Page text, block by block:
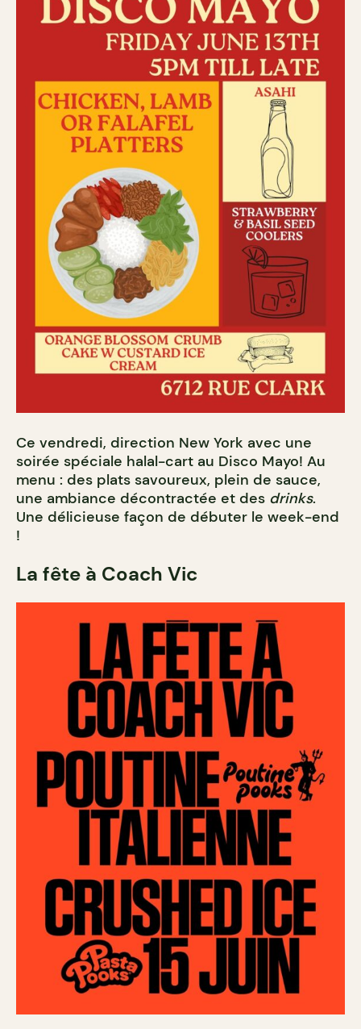
Ce vendredi, direction New York avec une
soirée spéciale halal-cart au Disco Mayo! Au
menu : des plats savoureux, plein de sauce,
une ambiance décontractée et des drinks.
Une délicieuse façon de débuter le week-end
!
La fête à Coach Vic